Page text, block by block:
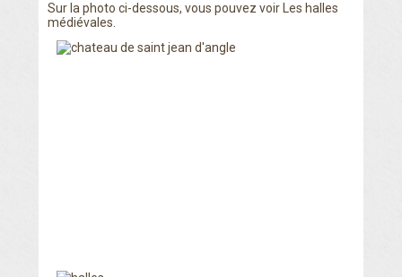
Sur la photo ci-dessous, vous pouvez voir Les halles
médiévales.